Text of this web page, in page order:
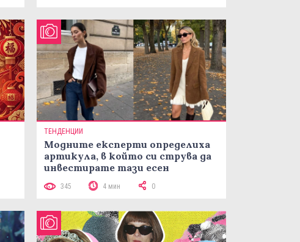
ТЕНДЕНЦИИ
Модните експерти определиха
артикула, в който си струва да
инвестирате тази есен
345 4 мин 0